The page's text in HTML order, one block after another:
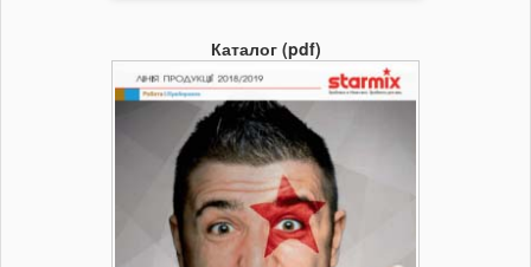
Каталог (pdf)